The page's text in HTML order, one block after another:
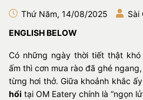
Thứ Năm, 14/08/2025
Sài
ENGLISH BELOW
Có những ngày thời tiết thật
ấm thì cơn mưa rào đã ghé
từng hơi thở. Giữa khoảnh khắc
hổi tại OM Eatery chính là “ngọn